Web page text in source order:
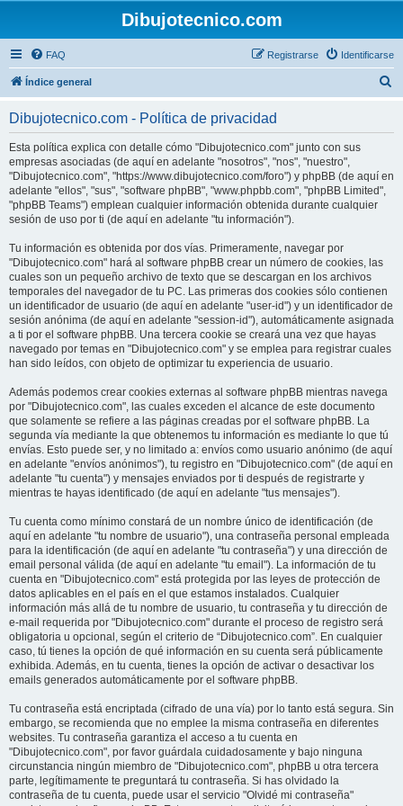
Dibujotecnico.com
FAQ Identificarse
Registrarse
Índice general
Dibujotecnico.com - Política de privacidad
Esta política explica con detalle cómo "Dibujotecnico.com" junto con sus
empresas asociadas (de aquí en adelante "nosotros", "nos", "nuestro",
"Dibujotecnico.com", "https://www.dibujotecnico.com/foro") y phpBB (de aquí en
adelante "ellos", "sus", "software phpBB", "www.phpbb.com", "phpBB Limited",
"phpBB Teams") emplean cualquier información obtenida durante cualquier
sesión de uso por ti (de aquí en adelante "tu información").
Tu información es obtenida por dos vías. Primeramente, navegar por
"Dibujotecnico.com" hará al software phpBB crear un número de cookies, las
cuales son un pequeño archivo de texto que se descargan en los archivos
temporales del navegador de tu PC. Las primeras dos cookies sólo contienen
un identificador de usuario (de aquí en adelante "user-id") y un identificador de
sesión anónima (de aquí en adelante "session-id"), automáticamente asignada
a ti por el software phpBB. Una tercera cookie se creará una vez que hayas
navegado por temas en "Dibujotecnico.com" y se emplea para registrar cuales
han sido leídos, con objeto de optimizar tu experiencia de usuario.
Además podemos crear cookies externas al software phpBB mientras navega
por "Dibujotecnico.com", las cuales exceden el alcance de este documento
que solamente se refiere a las páginas creadas por el software phpBB. La
segunda vía mediante la que obtenemos tu información es mediante lo que tú
envías. Esto puede ser, y no limitado a: envíos como usuario anónimo (de aquí
en adelante "envíos anónimos"), tu registro en "Dibujotecnico.com" (de aquí en
adelante "tu cuenta") y mensajes enviados por ti después de registrarte y
mientras te hayas identificado (de aquí en adelante "tus mensajes").
Tu cuenta como mínimo constará de un nombre único de identificación (de
aquí en adelante "tu nombre de usuario"), una contraseña personal empleada
para la identificación (de aquí en adelante "tu contraseña") y una dirección de
email personal válida (de aquí en adelante "tu email"). La información de tu
cuenta en "Dibujotecnico.com" está protegida por las leyes de protección de
datos aplicables en el país en el que estamos instalados. Cualquier
información más allá de tu nombre de usuario, tu contraseña y tu dirección de
e-mail requerida por "Dibujotecnico.com" durante el proceso de registro será
obligatoria u opcional, según el criterio de “Dibujotecnico.com”. En cualquier
caso, tú tienes la opción de qué información en su cuenta será públicamente
exhibida. Además, en tu cuenta, tienes la opción de activar o desactivar los
emails generados automáticamente por el software phpBB.
Tu contraseña está encriptada (cifrado de una vía) por lo tanto está segura. Sin
embargo, se recomienda que no emplee la misma contraseña en diferentes
websites. Tu contraseña garantiza el acceso a tu cuenta en
"Dibujotecnico.com", por favor guárdala cuidadosamente y bajo ninguna
circunstancia ningún miembro de "Dibujotecnico.com", phpBB u otra tercera
parte, legítimamente te preguntará tu contraseña. Si has olvidado la
contraseña de tu cuenta, puede usar el servicio "Olvidé mi contraseña"